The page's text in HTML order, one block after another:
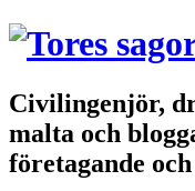
Civilingenjör,
malta och
företagande